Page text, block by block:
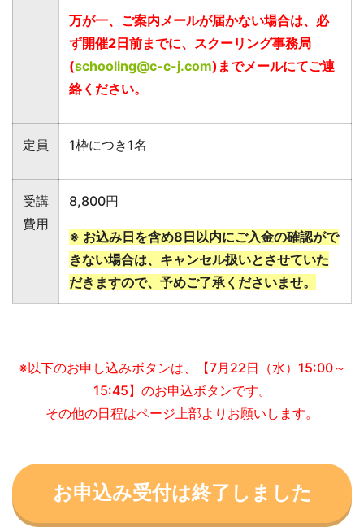
万が一、ご案内メールが届かない場合は、必
ず開催2日前までに、スクーリング事務局
(schooling@c-c-j.com)までメールにてご連
絡ください。
定員 1枠につき1名
受講
費用
8,800円
※ お込み日を含め8日以内にご入金の確認がで
きない場合は、キャンセル扱いとさせていた
だきますので、予めご了承くださいませ。
※以下のお申し込みボタンは、【7月22日（水）15:00～
15:45】のお申込ボタンです。
その他の日程はページ上部よりお願いします。
お申込み受付は終了しました